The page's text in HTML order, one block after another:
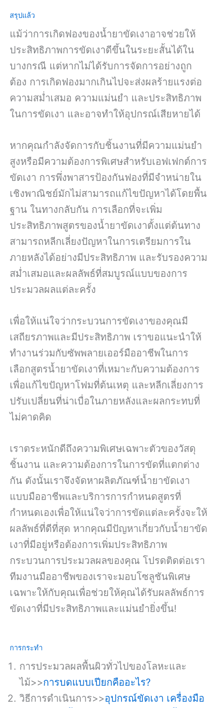
สรุปแล้ว
แม้ว่าการเกิดฟองของน้ำยาขัดเงาอาจช่วยให้
ประสิทธิภาพการขัดเงาดีขึ้นในระยะสั้นได้ใน
บางกรณี แต่หากไม่ได้รับการจัดการอย่างถูก
ต้อง การเกิดฟองมากเกินไปจะส่งผลร้ายแรงต่อ
ความสม่ำเสมอ ความแม่นยำ และประสิทธิภาพ
ในการขัดเงา และอาจทำให้อุปกรณ์เสียหายได้
หากคุณกำลังจัดการกับชิ้นงานที่มีความแม่นยำ
สูงหรือมีความต้องการพิเศษสำหรับเอฟเฟกต์การ
ขัดเงา การพึ่งพาสารป้องกันฟองที่มีจำหน่ายใน
เชิงพาณิชย์มักไม่สามารถแก้ไขปัญหาได้โดยพื้น
ฐาน ในทางกลับกัน การเลือกที่จะเพิ่ม
ประสิทธิภาพสูตรของน้ำยาขัดเงาตั้งแต่ต้นทาง
สามารถหลีกเลี่ยงปัญหาในการเตรียมการใน
ภายหลังได้อย่างมีประสิทธิภาพ และรับรองความ
สม่ำเสมอและผลลัพธ์ที่สมบูรณ์แบบของการ
ประมวลผลแต่ละครั้ง
เพื่อให้แน่ใจว่ากระบวนการขัดเงาของคุณมี
เสถียรภาพและมีประสิทธิภาพ เราขอแนะนำให้
ทำงานร่วมกับซัพพลายเออร์มืออาชีพในการ
เลือกสูตรน้ำยาขัดเงาที่เหมาะกับความต้องการ
เพื่อแก้ไขปัญหาโฟมที่ต้นเหตุ และหลีกเลี่ยงการ
ปรับเปลี่ยนที่น่าเบื่อในภายหลังและผลกระทบที่
ไม่คาดคิด
เราตระหนักดีถึงความพิเศษเฉพาะตัวของวัสดุ
ชิ้นงาน และความต้องการในการขัดที่แตกต่าง
กัน ดังนั้นเราจึงจัดหาผลิตภัณฑ์น้ำยาขัดเงา
แบบมืออาชีพและบริการการกำหนดสูตรที่
กำหนดเองเพื่อให้แน่ใจว่าการขัดแต่ละครั้งจะให้
ผลลัพธ์ที่ดีที่สุด หากคุณมีปัญหาเกี่ยวกับน้ำยาขัด
เงาที่มีอยู่หรือต้องการเพิ่มประสิทธิภาพ
กระบวนการประมวลผลของคุณ โปรดติดต่อเรา
ทีมงานมืออาชีพของเราจะมอบโซลูชันพิเศษ
เฉพาะให้กับคุณเพื่อช่วยให้คุณได้รับผลลัพธ์การ
ขัดเงาที่มีประสิทธิภาพและแม่นยำยิ่งขึ้น!
การกระทำ
การประมวลผลพื้นผิวทั่วไปของโลหะและ
ไม้>>การบดแบบเปียกคืออะไร?
วิธีการดำเนินการ>>อุปกรณ์ขัดเงา เครื่องมือ